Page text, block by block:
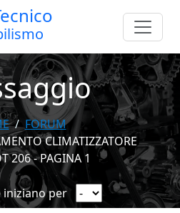
FORUM
CLIMATIZZATORE
206 - PAGINA 1
iniziano per